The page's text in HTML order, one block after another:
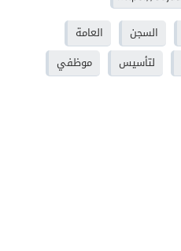
السجن
العامة
لتأسيس
موظفي